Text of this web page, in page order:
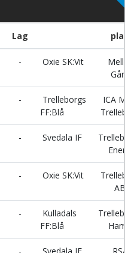
Lag plan
- Oxie SK:Vit
Mellby
Gård
-
Trelleborgs
FF:Blå
ICA
- Svedala IF
Energi
- Oxie SK:Vit
AB
-
Kulladals
FF:Blå
Hamn